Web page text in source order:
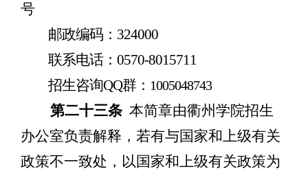
号
邮政编码： 324000
联系电话： 0570-8015711
招生咨询QQ群： 1005048743
第二十三条 本简章由衢州学院招生
办公室负责解释，若有与国家和上级有关
政策不一致处，以国家和上级有关政策为